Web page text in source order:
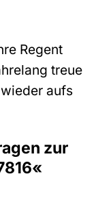
Regent
treue
aufs
zur